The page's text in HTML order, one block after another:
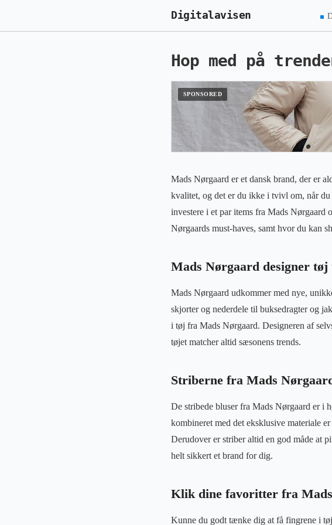
Digitalavisen
Hop med på
Mads Nørgaard er et dansk brand, der er
kvalitet, og det er du ikke i tvivl om, når
investere i et par items fra Mads Nørgaard
Nørgaards must-haves, samt hvor du kan
Mads Nørgaard designer
Mads Nørgaard udkommer med nye,
skjorter og nederdele til buksedragter og
i tøj fra Mads Nørgaard. Designeren af
tøjet matcher altid sæsonens trends.
Striberne fra Mads
De stribede bluser fra Mads Nørgaard er i
kombineret med det eksklusive materiale
Derudover er striber altid en god måde at
helt sikkert et brand for dig.
Klik dine favoritter fra
Kunne du godt tænke dig at få fingrene i